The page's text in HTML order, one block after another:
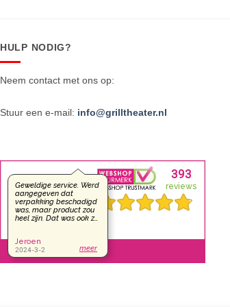
HULP NODIG?
Neem contact met ons op:
Stuur een e-mail: info@grilltheater.nl